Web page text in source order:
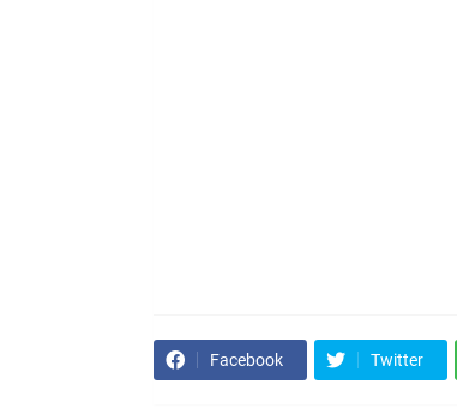
Facebook Twitter